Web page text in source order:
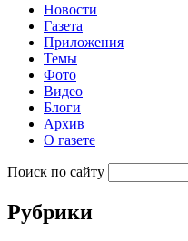
Новости
Газета
Приложения
Темы
Фото
Видео
Блоги
Архив
О газете
Поиск по сайту
Рубрики